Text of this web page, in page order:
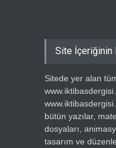
Site İçeriğinin
Sitede yer alan
bütün yazılar,
dosyaları,
tasarım ve